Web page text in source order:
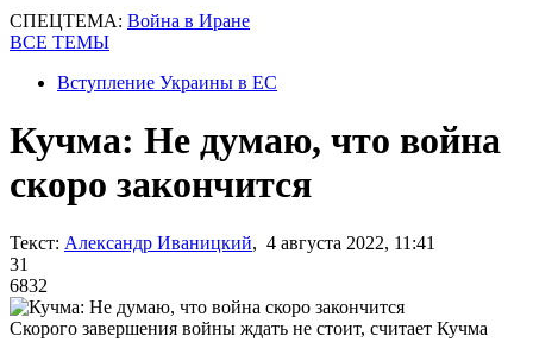
СПЕЦТЕМА: Война в Иране
ВСЕ ТЕМЫ
Вступление Украины в ЕС
Кучма: Не думаю, что война
скоро закончится
Текст: Александр Иваницкий, 4 августа 2022, 11:41
31
6832
Скорого завершения войны ждать не стоит, считает Кучма